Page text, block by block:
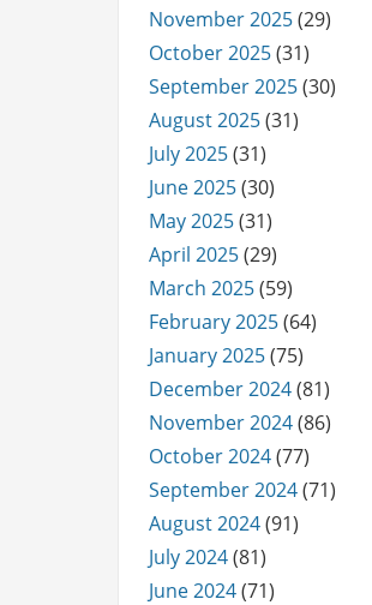
November 2025(29)
October 2025(31)
September 2025(30)
August 2025(31)
July 2025(31)
June 2025(30)
May 2025(31)
April 2025(29)
March 2025(59)
February 2025(64)
January 2025(75)
December 2024(81)
November 2024(86)
October 2024(77)
September 2024(71)
August 2024(91)
July 2024(81)
June 2024(71)